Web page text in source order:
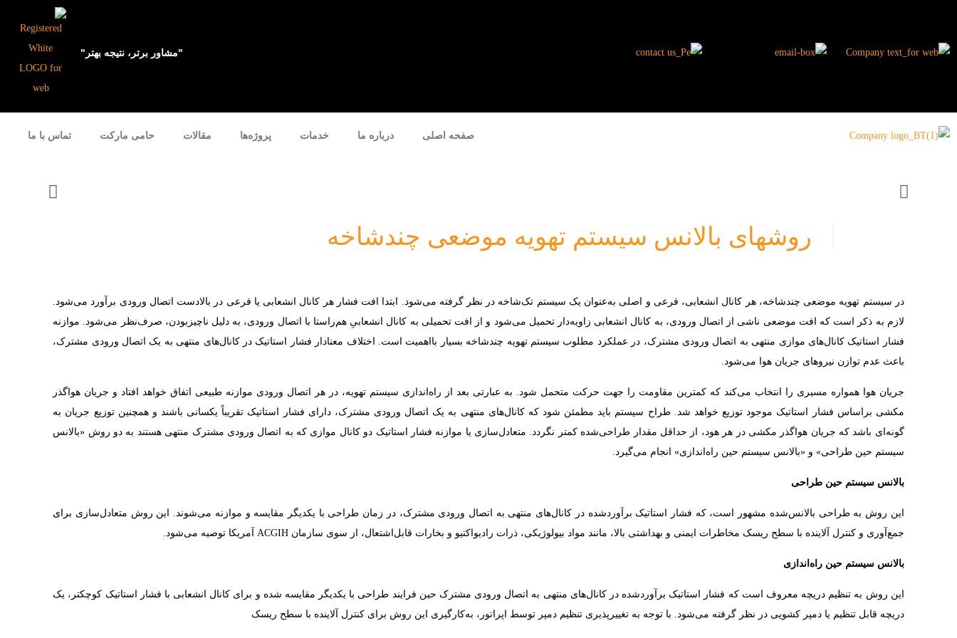
"مشاور برتر، نتیجه بهتر"
صفحه اصلی درباره ما خدمات پروژه‌ها مقالات حامی مارکت تماس با ما
روشهای بالانس سیستم تهویه موضعی چندشاخه
در سیستم‌ تهویه موضعی چند‌شاخه، هر کانال انشعابی، فرعی و اصلی به‌عنوان یک سیستم تک‌شاخه در نظر گرفته می‌شود. ابتدا افت فشار هر کانال انشعابی یا فرعی در بالادست اتصال ورودی برآورد می‌شود.
لازم به ذکر است که افت موضعی ناشی از اتصال ورودی، به کانال انشعابی زاویه‌دار تحمیل می‌شود و از افت تحمیلی به کانال انشعابیِ هم‌راستا با اتصال ورودی، به دلیل ناچیز‌بودن، صرف‌نظر می‌شود. موازنه
فشار استاتیک کانال‌های موازی منتهی به اتصال ورودی مشترک، در عملکرد مطلوب سیستم‌ تهویه چندشاخه بسیار با‌اهمیت است. اختلاف معنادار فشار استاتیک در کانال‌های منتهی به یک اتصال ورودی مشترک،
باعث عدم توازن نیروهای جریان هوا می‌شود.
جریان هوا همواره مسیری را انتخاب می‌کند که کمترین مقاومت را جهت حرکت متحمل شود. به عبارتی بعد از راه‌اندازی سیستم تهویه، در هر اتصال ورودی موازنه طبیعی اتفاق خواهد افتاد و جریان هواگذر
مکشی براساس فشار استاتیک موجود توزیع خواهد شد. طراح سیستم باید مطمئن شود که کانال‌های منتهی به یک اتصال ورودی مشترک، دارای فشار استاتیک تقریباً یکسانی باشند و همچنین توزیع جریان به
گونه‌ای باشد که جریان هواگذر مکشی در هر هود، از حداقل مقدار طراحی‌شده کمتر نگردد. متعادل‌سازی یا موازنه فشار استاتیک دو کانال موازی که به اتصال ورودی مشترک منتهی هستند به دو روش «بالانس
سیستم حین طراحی» و «بالانس سیستم حین راه‌اندازی» انجام می‌گیرد.
بالانس سیستم حین طراحی
این روش به طراحی بالانس‌شده مشهور است، که فشار استاتیک برآورد‌شده در کانال‌های منتهی به اتصال ورودی مشترک، در زمان طراحی با یکدیگر مقایسه و موازنه می‌شوند. ‌این روش متعادل‌سازی برای
جمع‌آوری و کنترل آلاینده با سطح ریسک مخاطرات ایمنی و بهداشتی بالا، مانند مواد بیولوژیکی، ذرات رادیواکتیو و بخارات قابل‌اشتعال، از سوی سازمان ACGIH آمریکا توصیه می‌شود.
بالانس سیستم حین راه‌اندازی
این روش به تنظیم دریچه معروف است که فشار استاتیک برآورد‌شده در کانال‌های منتهی به اتصال ورودی مشترک حین فرایند طراحی با یکدیگر مقایسه شده و برای کانال انشعابی با فشار استاتیک کوچکتر، یک
دریچه قابل تنظیم یا دمپر کشویی در نظر گرفته می‌شود. با توجه به تغییر‌پذیری تنظیم دمپر توسط اپراتور، به‌کارگیری این روش برای کنترل آلاینده با سطح ریسک